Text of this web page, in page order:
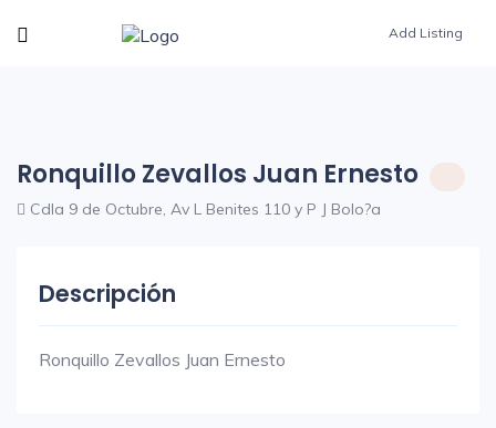
Add Listing
Ronquillo Zevallos Juan Ernesto
Cdla 9 de Octubre, Av L Benites 110 y P J Bolo?a
Descripción
Ronquillo Zevallos Juan Ernesto